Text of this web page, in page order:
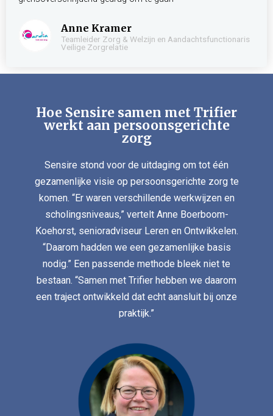
Anne Kramer
Teamleider Zorg & Welzijn en Aandachtsfunctionaris
Veilige Zorgrelatie
Hoe Sensire samen met Trifier
werkt aan persoonsgerichte
zorg
Sensire stond voor de uitdaging om tot één
gezamenlijke visie op persoonsgerichte zorg te
komen. “Er waren verschillende werkwijzen en
scholingsniveaus,” vertelt Anne Boerboom-
Koehorst, senioradviseur Leren en Ontwikkelen.
“Daarom hadden we een gezamenlijke basis
nodig.” Een passende methode bleek niet te
bestaan. “Samen met Trifier hebben we daarom
een traject ontwikkeld dat echt aansluit bij onze
praktijk.”
Nieuwsgierig geworden?
Klik op de knop om het verhaal verder te lezen.
Lees verder